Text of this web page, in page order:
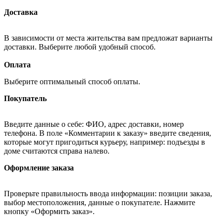
Доставка
В зависимости от места жительства вам предложат варианты
доставки. Выберите любой удобный способ.
Оплата
Выберите оптимальный способ оплаты.
Покупатель
Введите данные о себе: ФИО, адрес доставки, номер
телефона. В поле «Комментарии к заказу» введите сведения,
которые могут пригодиться курьеру, например: подъезды в
доме считаются справа налево.
Оформление заказа
Проверьте правильность ввода информации: позиции заказа,
выбор местоположения, данные о покупателе. Нажмите
кнопку «Оформить заказ».